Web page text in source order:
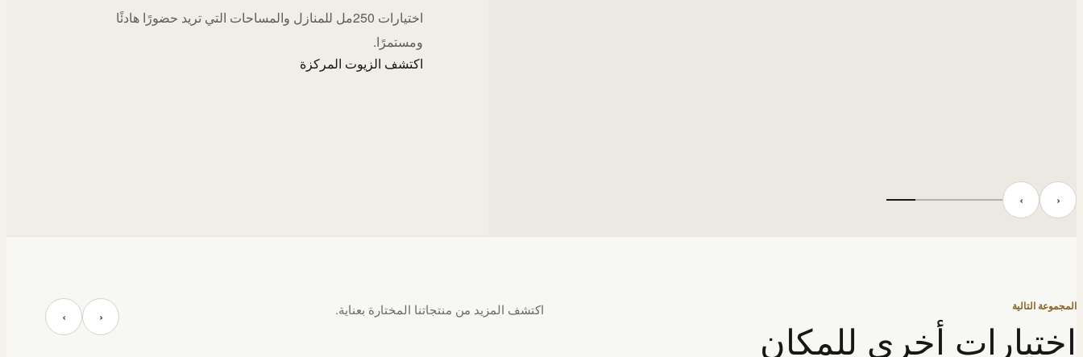
اختيارات 250مل للمنازل والمساحات التي تريد حضورًا هادئًا
ومستمرًا.
اكتشف الزيوت المركزة
‹ ›
المجموعة التالية
اختيارات أخرى للمكان
اكتشف المزيد من منتجاتنا المختارة بعناية. ‹ ›